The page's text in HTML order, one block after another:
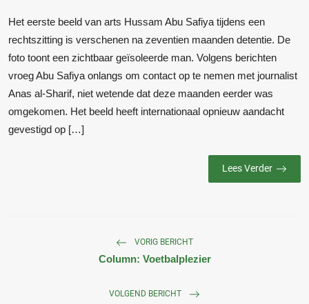
Het eerste beeld van arts Hussam Abu Safiya tijdens een
rechtszitting is verschenen na zeventien maanden detentie. De
foto toont een zichtbaar geïsoleerde man. Volgens berichten
vroeg Abu Safiya onlangs om contact op te nemen met journalist
Anas al-Sharif, niet wetende dat deze maanden eerder was
omgekomen. Het beeld heeft internationaal opnieuw aandacht
gevestigd op […]
Lees Verder
VORIG BERICHT
Column: Voetbalplezier
VOLGEND BERICHT